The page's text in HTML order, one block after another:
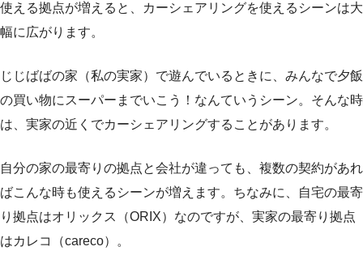
使える拠点が増えると、カーシェアリングを使えるシーンは大
幅に広がります。
じじばばの家（私の実家）で遊んでいるときに、みんなで夕飯
の買い物にスーパーまでいこう！なんていうシーン。そんな時
は、実家の近くでカーシェアリングすることがあります。
自分の家の最寄りの拠点と会社が違っても、複数の契約があれ
ばこんな時も使えるシーンが増えます。ちなみに、自宅の最寄
り拠点はオリックス（ORIX）なのですが、実家の最寄り拠点
はカレコ（careco）。